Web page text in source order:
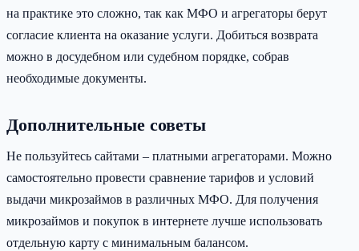
на практике это сложно, так как МФО и агрегаторы берут
согласие клиента на оказание услуги. Добиться возврата
можно в досудебном или судебном порядке, собрав
необходимые документы.
Дополнительные советы
Не пользуйтесь сайтами – платными агрегаторами. Можно
самостоятельно провести сравнение тарифов и условий
выдачи микрозаймов в различных МФО. Для получения
микрозаймов и покупок в интернете лучше использовать
отдельную карту с минимальным балансом.